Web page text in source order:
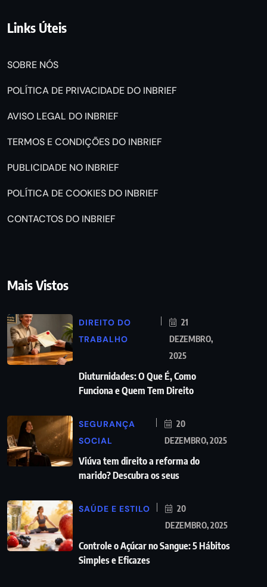
Links Úteis
SOBRE NÓS
POLÍTICA DE PRIVACIDADE DO INBRIEF
AVISO LEGAL DO INBRIEF
TERMOS E CONDIÇÕES DO INBRIEF
PUBLICIDADE NO INBRIEF
POLÍTICA DE COOKIES DO INBRIEF
CONTACTOS DO INBRIEF
Mais Vistos
DIREITO DO
TRABALHO
21
DEZEMBRO,
2025
Diuturnidades: O Que É, Como
Funciona e Quem Tem Direito
SEGURANÇA
SOCIAL
20
DEZEMBRO, 2025
Viúva tem direito a reforma do
marido? Descubra os seus
SAÚDE E ESTILO
20
DEZEMBRO, 2025
Controle o Açúcar no Sangue: 5 Hábitos
Simples e Eficazes